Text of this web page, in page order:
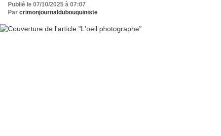
Publié le 07/10/2025 à 07:07
Par crimonjournaldubouquiniste